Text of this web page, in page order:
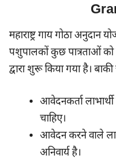
महाराष्ट्र गाय गोठा
पशुपालकों कुछ पात्रताओं को
द्वारा शुरू किया गया है।
आवेदनकर्ता लाभार्थी
चाहिए।
आवेदन करने वाले
अनिवार्य है।